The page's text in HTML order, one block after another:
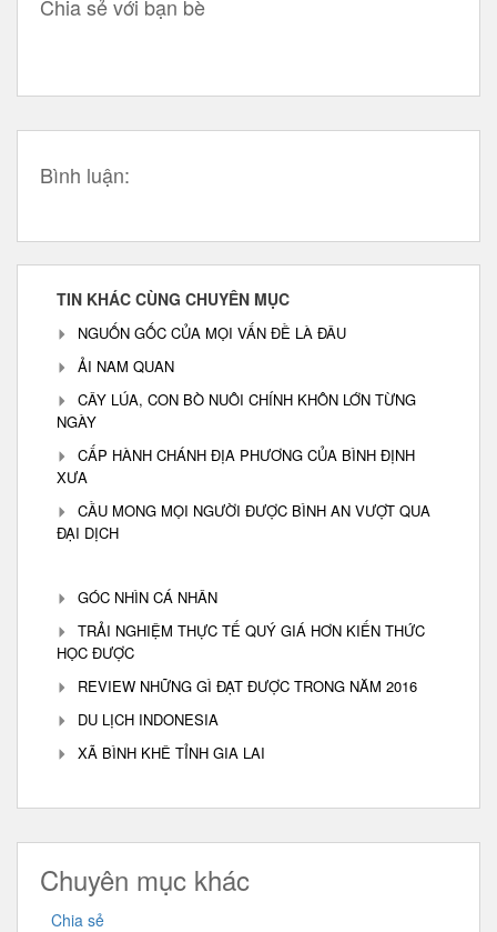
Chia sẻ với bạn bè
Bình luận:
TIN KHÁC CÙNG CHUYÊN MỤC
NGUỐN GỐC CỦA MỌI VẤN ĐỀ LÀ ĐÂU
ẢI NAM QUAN
CÂY LÚA, CON BÒ NUÔI CHÍNH KHÔN LỚN TỪNG
NGÀY
CẤP HÀNH CHÁNH ĐỊA PHƯƠNG CỦA BÌNH ĐỊNH
XƯA
CẦU MONG MỌI NGƯỜI ĐƯỢC BÌNH AN VƯỢT QUA
ĐẠI DỊCH
GÓC NHÌN CÁ NHÂN
TRẢI NGHIỆM THỰC TẾ QUÝ GIÁ HƠN KIẾN THỨC
HỌC ĐƯỢC
REVIEW NHỮNG GÌ ĐẠT ĐƯỢC TRONG NĂM 2016
DU LỊCH INDONESIA
XÃ BÌNH KHÊ TỈNH GIA LAI
Chuyên mục khác
Chia sẻ